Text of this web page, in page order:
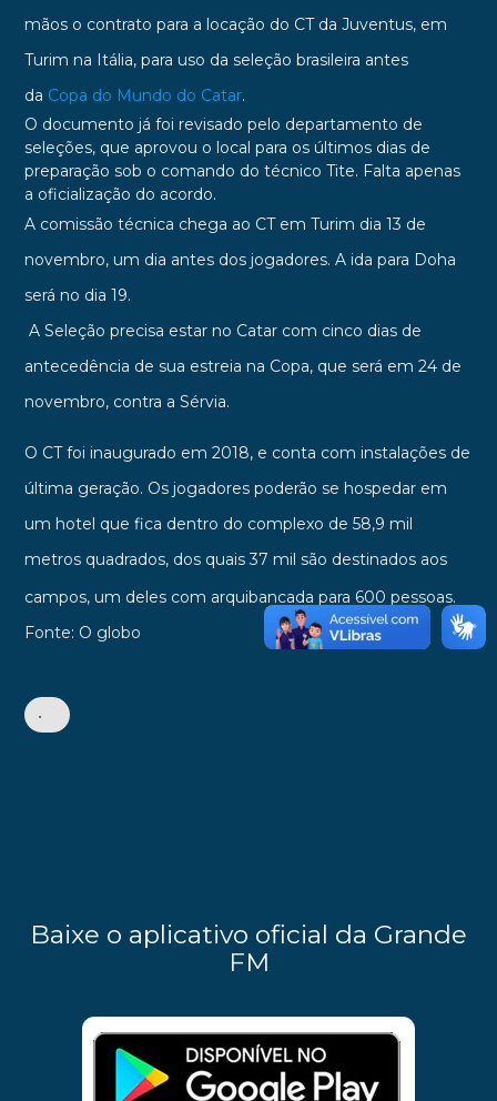
mãos o contrato para a locação do CT da Juventus, em
Turim na Itália, para uso da seleção brasileira antes
da Copa do Mundo do Catar.
O documento já foi revisado pelo departamento de
seleções, que aprovou o local para os últimos dias de
preparação sob o comando do técnico Tite. Falta apenas
a oficialização do acordo.
A comissão técnica chega ao CT em Turim dia 13 de
novembro, um dia antes dos jogadores. A ida para Doha
será no dia 19.
A Seleção precisa estar no Catar com cinco dias de
antecedência de sua estreia na Copa, que será em 24 de
novembro, contra a Sérvia.
O CT foi inaugurado em 2018, e conta com instalações de
última geração. Os jogadores poderão se hospedar em
um hotel que fica dentro do complexo de 58,9 mil
metros quadrados, dos quais 37 mil são destinados aos
campos, um deles com arquibancada para 600 pessoas.
Fonte: O globo
•
Baixe o aplicativo oficial da Grande
FM